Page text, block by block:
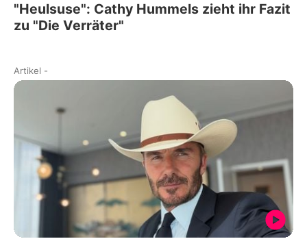
"Heulsuse": Cathy Hummels zieht ihr Fazit
zu "Die Verräter"
Artikel -